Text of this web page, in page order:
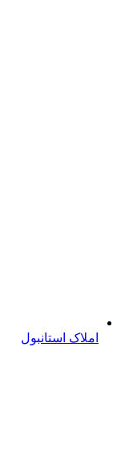
املاک استانبول